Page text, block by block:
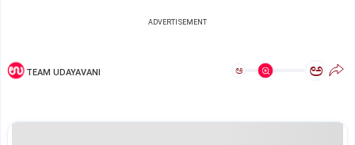
ADVERTISEMENT
TEAM UDAYAVANI ಅ ಅ